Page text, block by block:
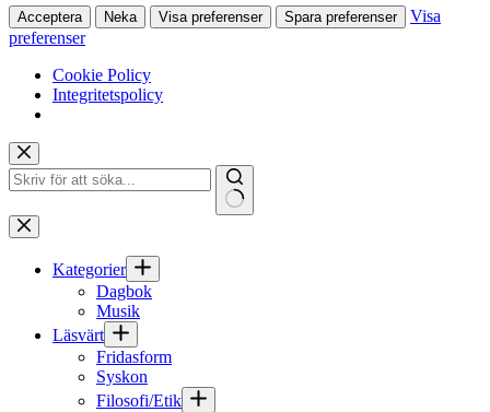
Acceptera Neka Visa preferenser Spara preferenser
Visa
preferenser
Cookie Policy
Integritetspolicy
Hoppa
till
innehåll
Inga
resultat
Kategorier
Dagbok
Musik
Läsvärt
Fridasform
Syskon
Filosofi/Etik